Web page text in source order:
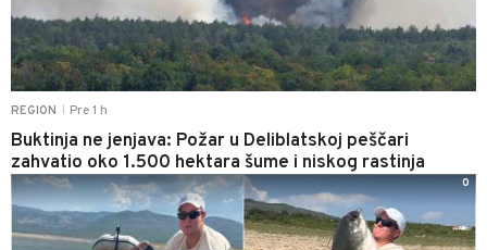
REGION Pre 1 h
Buktinja ne jenjava: Požar u Deliblatskoj peščari
zahvatio oko 1.500 hektara šume i niskog rastinja
0